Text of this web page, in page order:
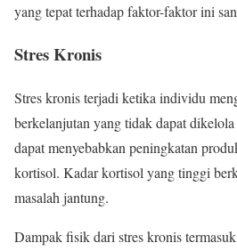
yang tepat terhadap faktor-faktor ini
Stres Kronis
Stres kronis terjadi ketika individu
berkelanjutan yang tidak dapat
dapat menyebabkan peningkatan
kortisol. Kadar kortisol yang tinggi
masalah jantung.
Dampak fisik dari stres kronis